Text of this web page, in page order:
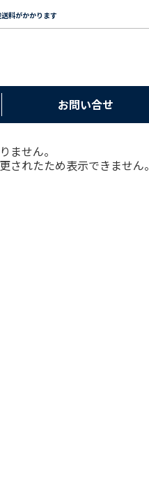
料がかかります
お問い合せ
ません。
されたため表示できません。